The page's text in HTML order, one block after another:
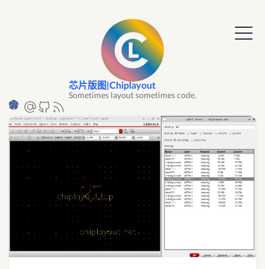
芯片版图|Chiplayout
Sometimes layout sometimes code.